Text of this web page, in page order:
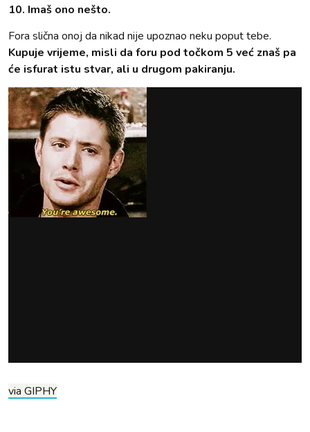
10. Imaš ono nešto.
Fora slična onoj da nikad nije upoznao neku poput tebe.
Kupuje vrijeme, misli da foru pod točkom 5 već znaš pa
će isfurat istu stvar, ali u drugom pakiranju.
via GIPHY